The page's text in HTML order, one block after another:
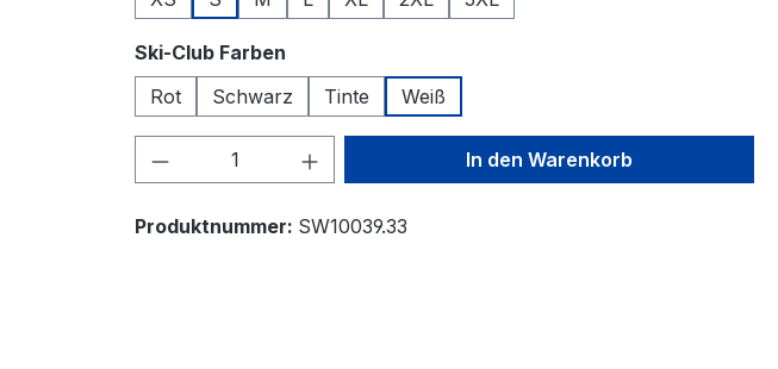
Ski-Club Farben
Rot
Schwarz Tinte Weiß
Produkt Anzahl: Gib den gewünschten Wert
In den Warenkorb
Produktnummer: SW10039.33